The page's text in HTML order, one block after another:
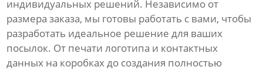
индивидуальных решений. Независимо от
размера заказа, мы готовы работать с вами, чтобы
разработать идеальное решение для ваших
посылок. От печати логотипа и контактных
данных на коробках до создания полностью